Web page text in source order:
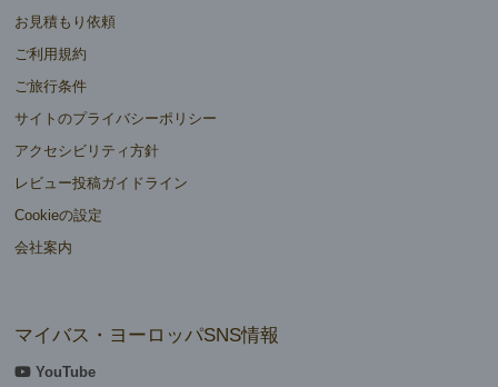
お見積もり依頼
ご利用規約
ご旅行条件
サイトのプライバシーポリシー
アクセシビリティ方針
レビュー投稿ガイドライン
Cookieの設定
会社案内
マイバス・ヨーロッパSNS情報
YouTube